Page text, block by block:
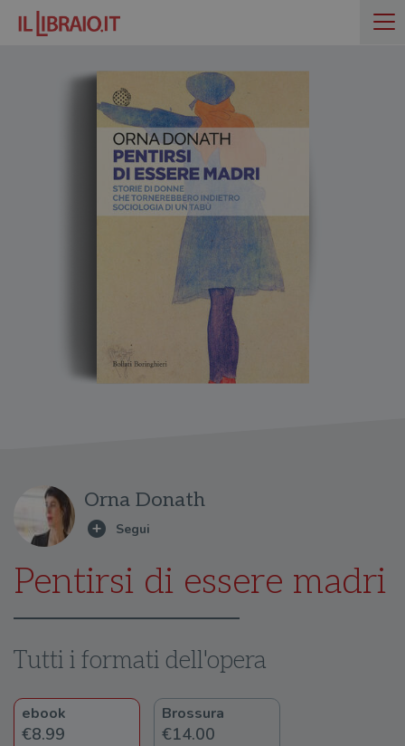
Orna Donath
Pentirsi di essere madri
Tutti i formati dell'opera
ebook
€8.99
Brossura
€14.00